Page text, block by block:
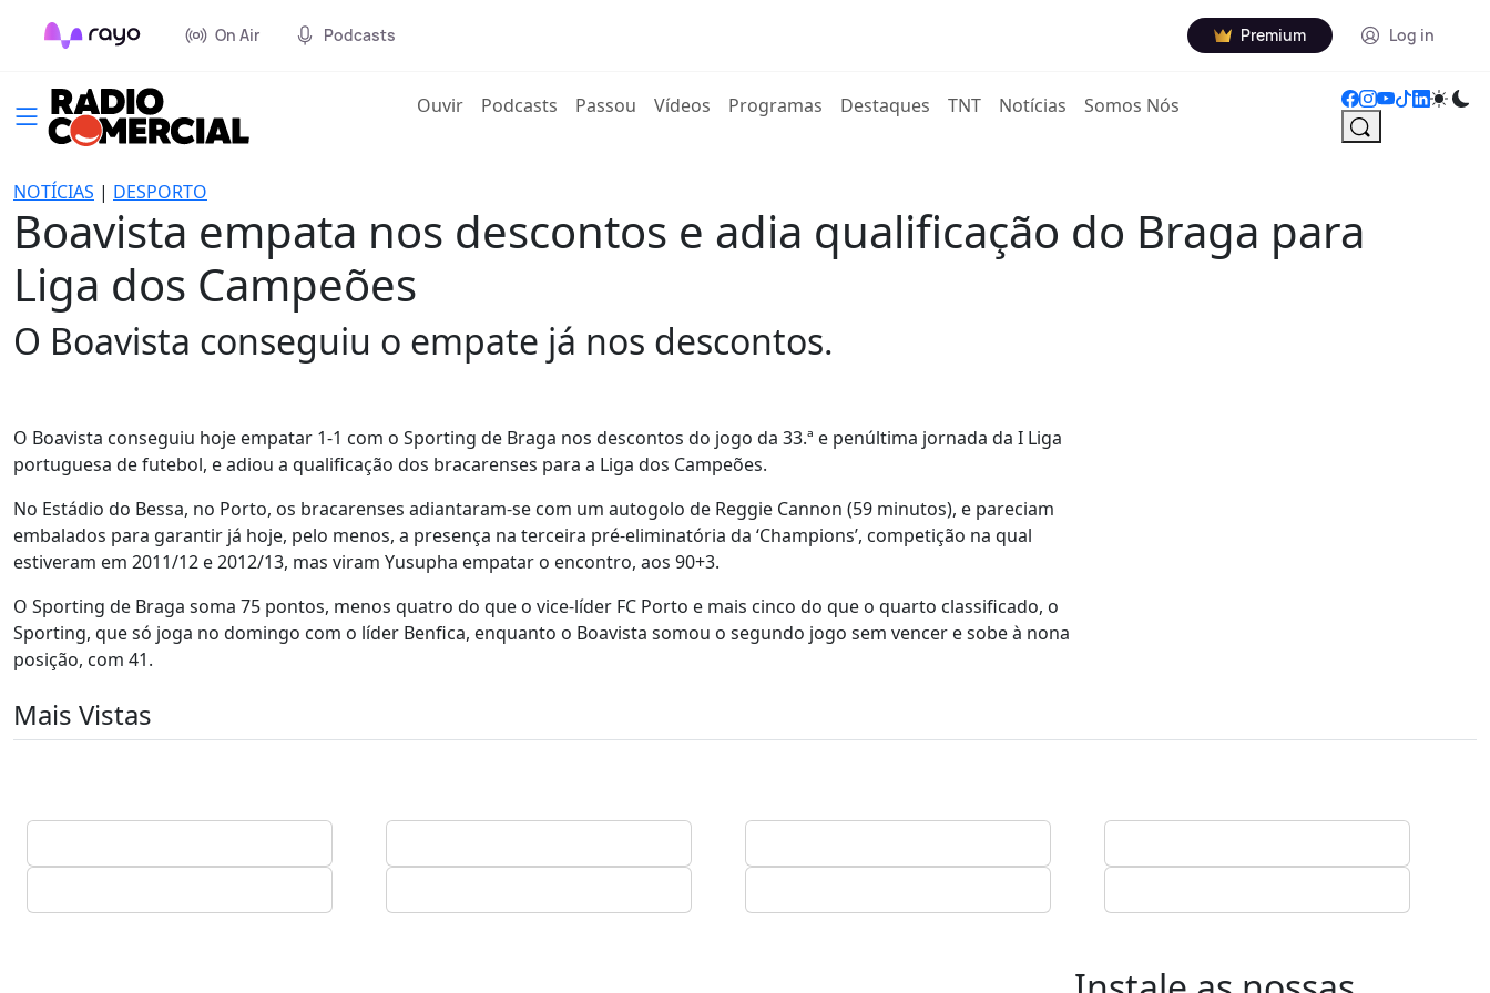
On Air Podcasts Premium Log in
Ouvir(current)
Podcasts Passou Vídeos Programas Destaques TNT Notícias Somos Nós
NOTÍCIAS | DESPORTO
Boavista empata nos descontos e adia qualificação do Braga para
Liga dos Campeões
O Boavista conseguiu o empate já nos descontos.
O Boavista conseguiu hoje empatar 1-1 com o Sporting de Braga nos descontos do jogo da 33.ª e penúltima jornada da I Liga
portuguesa de futebol, e adiou a qualificação dos bracarenses para a Liga dos Campeões.
No Estádio do Bessa, no Porto, os bracarenses adiantaram-se com um autogolo de Reggie Cannon (59 minutos), e pareciam
embalados para garantir já hoje, pelo menos, a presença na terceira pré-eliminatória da ‘Champions’, competição na qual
estiveram em 2011/12 e 2012/13, mas viram Yusupha empatar o encontro, aos 90+3.
O Sporting de Braga soma 75 pontos, menos quatro do que o vice-líder FC Porto e mais cinco do que o quarto classificado, o
Sporting, que só joga no domingo com o líder Benfica, enquanto o Boavista somou o segundo jogo sem vencer e sobe à nona
posição, com 41.
Mais Vistas